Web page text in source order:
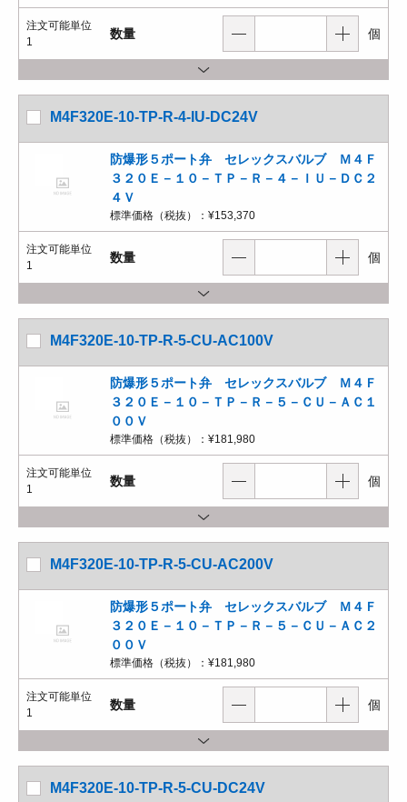
注文可能単位
1
数量 個
M4F320E-10-TP-R-4-IU-DC24V
防爆形５ポート弁 セレックスバルブ Ｍ４Ｆ
３２０Ｅ－１０－ＴＰ－Ｒ－４－ＩＵ－ＤＣ２
４Ｖ
標準価格（税抜）： ¥153,370
注文可能単位
1
数量 個
M4F320E-10-TP-R-5-CU-AC100V
防爆形５ポート弁 セレックスバルブ Ｍ４Ｆ
３２０Ｅ－１０－ＴＰ－Ｒ－５－ＣＵ－ＡＣ１
００Ｖ
標準価格（税抜）： ¥181,980
注文可能単位
1
数量 個
M4F320E-10-TP-R-5-CU-AC200V
防爆形５ポート弁 セレックスバルブ Ｍ４Ｆ
３２０Ｅ－１０－ＴＰ－Ｒ－５－ＣＵ－ＡＣ２
００Ｖ
標準価格（税抜）： ¥181,980
注文可能単位
1
数量 個
M4F320E-10-TP-R-5-CU-DC24V